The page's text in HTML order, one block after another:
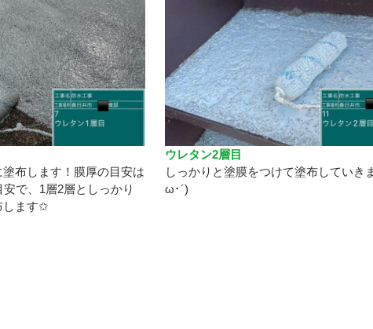
布します！膜厚の目安は
で、1層2層としっかり
します✩
ウレタン2層目
しっかりと塗膜をつけて塗布していき
ω･´)